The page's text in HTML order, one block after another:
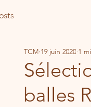
balles
TCM 19 juin 2020 1